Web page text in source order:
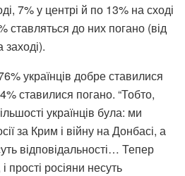
7% у центрі й по 13% на сході
ставляться до них погано (від
українців добре ставилися
ставилися погано. “Тобто,
українців була: ми
за Крим і війну на Донбасі, а
відповідальності… Тепер
прості росіяни несуть